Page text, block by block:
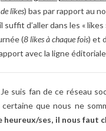
likes) bas par rapport au
suffit d’aller dans les «
(8 likes à chaque fois) et
avec la ligne
Je suis fan de ce réseau
que nous ne
ses, il nous faut